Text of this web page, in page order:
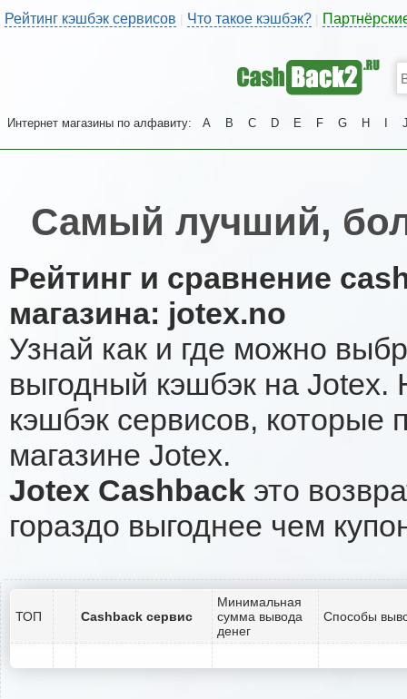
Рейтинг кэшбэк сервисов | Что такое кэшбэк?
Интернет магазины по алфавиту: A B C D E F G H
Самый лучший,
Рейтинг и сравнение
магазина: jotex.no
Узнай как и где можно
выгодный кэшбэк на Jotex.
кэшбэк сервисов, которые
магазине Jotex.
Jotex Cashback это
гораздо выгоднее чем
ТОП Cashback сервис
Минимальная
сумма вывода
денег
Способы